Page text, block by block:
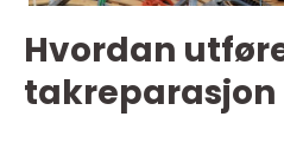
Hvordan
takreparasjon